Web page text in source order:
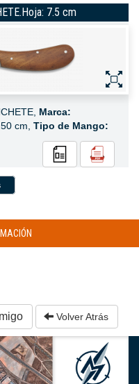
7.5 cm
Marca:
cm, Tipo de Mango:
Volver Atrás